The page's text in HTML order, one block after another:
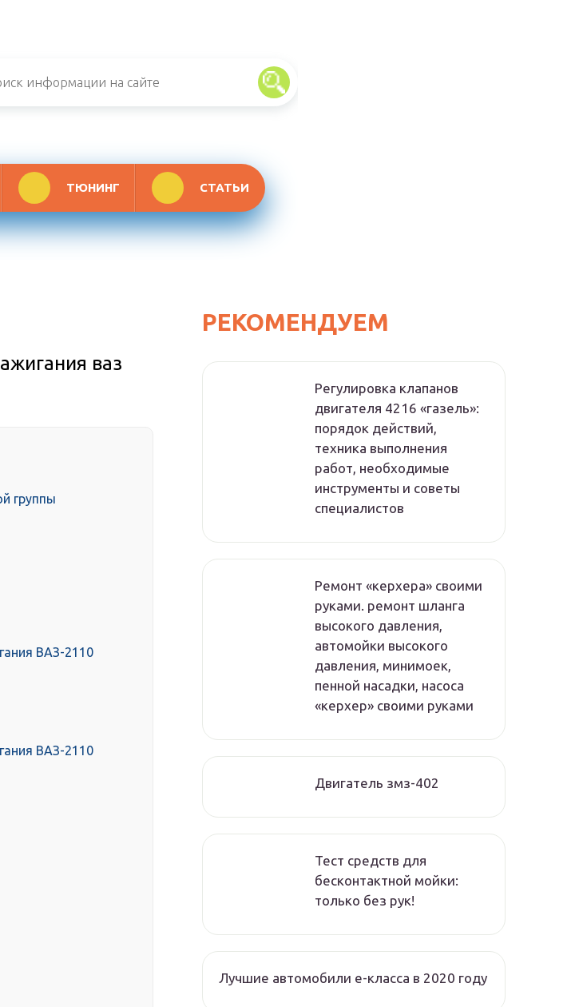
ТЮНИНГ СТАТЬИ
ваз
группы
ВАЗ-2110
ВАЗ-2110
РЕКОМЕНДУЕМ
Регулировка клапанов
двигателя 4216 «газель»:
порядок действий,
техника выполнения
работ, необходимые
инструменты и советы
специалистов
Ремонт «керхера» своими
руками. ремонт шланга
высокого давления,
автомойки высокого
давления, минимоек,
пенной насадки, насоса
«керхер» своими руками
Двигатель змз-402
Тест средств для
бесконтактной мойки:
только без рук!
Лучшие автомобили e-класса в 2020 году